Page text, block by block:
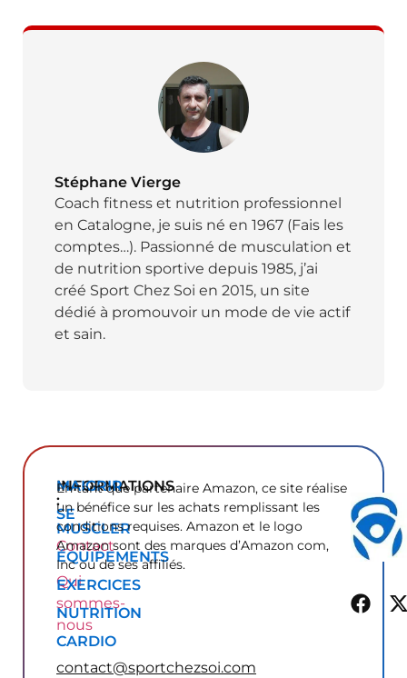
Stéphane Vierge
Coach fitness et nutrition professionnel
en Catalogne, je suis né en 1967 (Fais les
comptes…). Passionné de musculation et
de nutrition sportive depuis 1985, j’ai
créé Sport Chez Soi en 2015, un site
dédié à promouvoir un mode de vie actif
et sain.
INFORMATIONS
:
Contact
Qui
sommes-
nous
contact@sportchezsoi.com
MAIGRIR
SE
MUSCLER
ÉQUIPEMENTS
EXERCICES
NUTRITION
CARDIO
En tant que partenaire Amazon, ce site réalise
un bénéfice sur les achats remplissant les
conditions requises. Amazon et le logo
Amazon sont des marques d’Amazon com,
Inc ou de ses affiliés.